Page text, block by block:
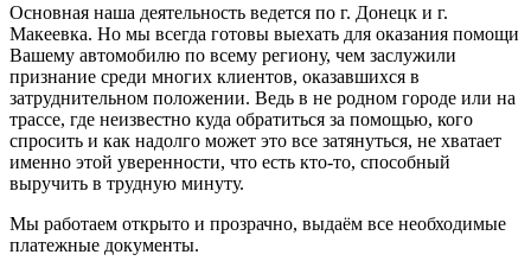
Основная наша деятельность ведется по г. Донецк и г.
Макеевка. Но мы всегда готовы выехать для оказания помощи
Вашему автомобилю по всему региону, чем заслужили
признание среди многих клиентов, оказавшихся в
затруднительном положении. Ведь в не родном городе или на
трассе, где неизвестно куда обратиться за помощью, кого
спросить и как надолго может это все затянуться, не хватает
именно этой уверенности, что есть кто-то, способный
выручить в трудную минуту.
Мы работаем открыто и прозрачно, выдаём все необходимые
платежные документы.